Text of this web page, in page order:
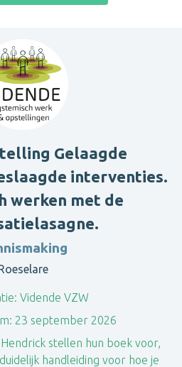
Gelaagde
interventies.
werken met de
Vidende VZW
23 september 2026
stellen hun boek voor,
handleiding voor hoe je